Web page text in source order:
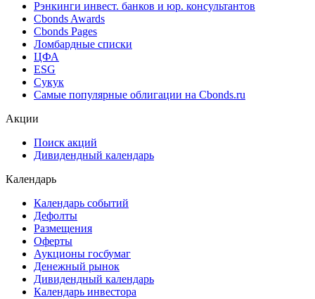
Рэнкинги инвест. банков и юр. консультантов
Cbonds Awards
Cbonds Pages
Ломбардные списки
ЦФА
ESG
Сукук
Самые популярные облигации на Cbonds.ru
Акции
Поиск акций
Дивидендный календарь
Календарь
Календарь событий
Дефолты
Размещения
Оферты
Аукционы госбумаг
Денежный рынок
Дивидендный календарь
Календарь инвестора